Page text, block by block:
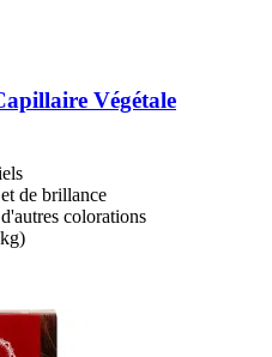
Végétale
de brillance
colorations